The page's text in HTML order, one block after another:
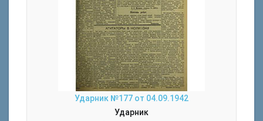
Ударник №177 от 04.09.1942
Ударник